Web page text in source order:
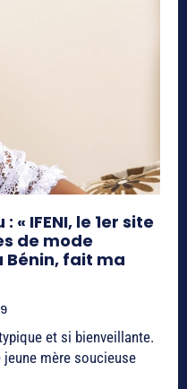
« IFENI, le 1er site
de mode
Bénin, fait ma
et si bienveillante.
mère soucieuse